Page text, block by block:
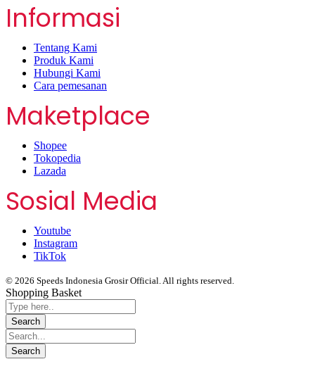
Informasi
Tentang Kami
Produk Kami
Hubungi Kami
Cara pemesanan
Maketplace
Shopee
Tokopedia
Lazada
Sosial Media
Youtube
Instagram
TikTok
© 2026 Speeds Indonesia Grosir Official. All rights reserved.
Shopping Basket